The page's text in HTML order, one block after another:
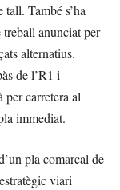
També s’ha
anunciat per
alternatius.
de l’R1 i
carretera al
immediat.
pla comarcal de
viari